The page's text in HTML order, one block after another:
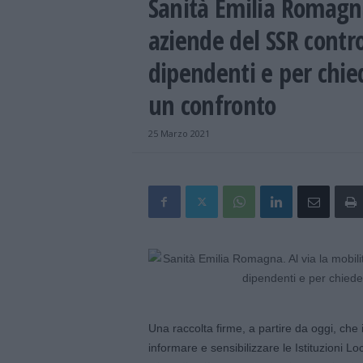
Sanità Emilia
aziende del SSR
dipendenti e per
un confronto
25 Marzo 2021
Una raccolta firme, a partire da oggi,
informare e sensibilizzare le Istituzioni